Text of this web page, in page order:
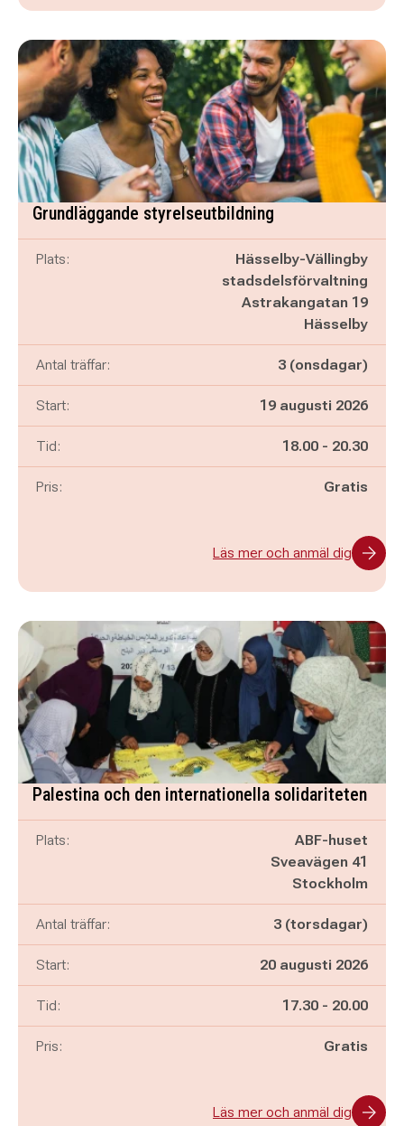
Grundläggande styrelseutbildning
Plats:
Hässelby-Vällingby
stadsdelsförvaltning
Astrakangatan 19
Hässelby
Antal träffar: 3 (onsdagar)
Start: 19 augusti 2026
Tid: Pågår mellan
18.00 - och
20.30
Pris: Gratis
Läs mer och anmäl dig
Palestina och den internationella solidariteten
Plats:
ABF-huset
Sveavägen 41
Stockholm
Antal träffar: 3 (torsdagar)
Start: 20 augusti 2026
Tid: Pågår mellan
17.30 - och
20.00
Pris: Gratis
Läs mer och anmäl dig